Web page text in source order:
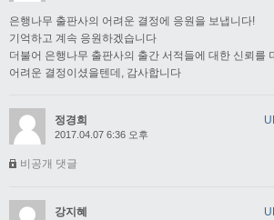
은행나무 출판사의 어려운 결정에 응원을 보냅니다!
기억하고 계속 응원하겠습니다
더불어 은행나무 출판사의 출간 서적들에 대한 신뢰를
어려운 결정이셨을텐데, 감사합니다
정경희
2017.04.07 6:36 오후
비공개 댓글
강지혜